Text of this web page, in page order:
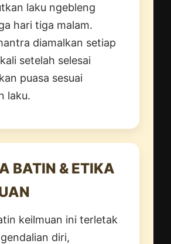
laku ngebleng
hari tiga malam.
diamalkan setiap
setelah selesai
puasa sesuai
laku.
BATIN & ETIKA
keilmuan ini terletak
diri,